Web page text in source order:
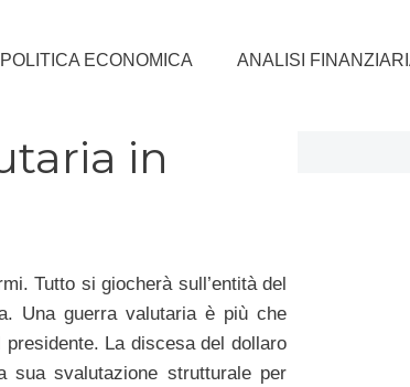
POLITICA ECONOMICA ANALISI
in
Tutto si giocherà sull’entità del
Una guerra valutaria è più che
La discesa del dollaro
svalutazione strutturale per